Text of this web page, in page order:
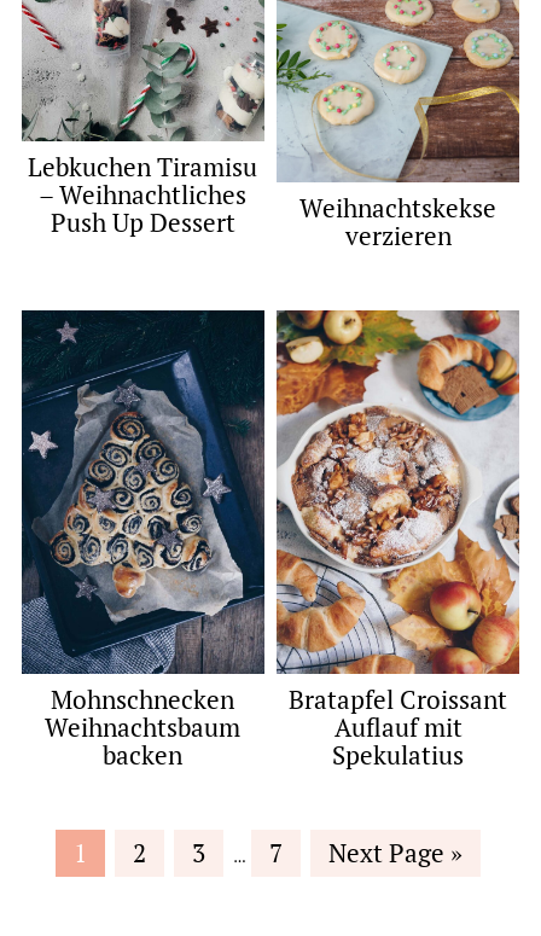
Lebkuchen Tiramisu
– Weihnachtliches
Push Up Dessert
Weihnachtskekse
verzieren
Mohnschnecken
Weihnachtsbaum
backen
Bratapfel Croissant
Auflauf mit
Spekulatius
Page
1 Page
2 Page
3
Interim
… Page
7
Go
Next Page »